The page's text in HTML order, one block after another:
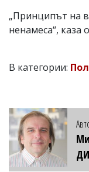
„Принципът на
ненамеса“, каза
В категории: